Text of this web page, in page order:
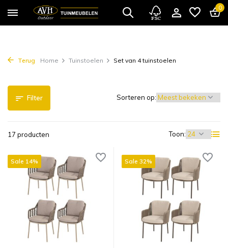
0
Terug Home Tuinstoelen Set van 4 tuinstoelen
Filter
17 producten Toon:
Sorteren op:
Sale 14% Sale 32%